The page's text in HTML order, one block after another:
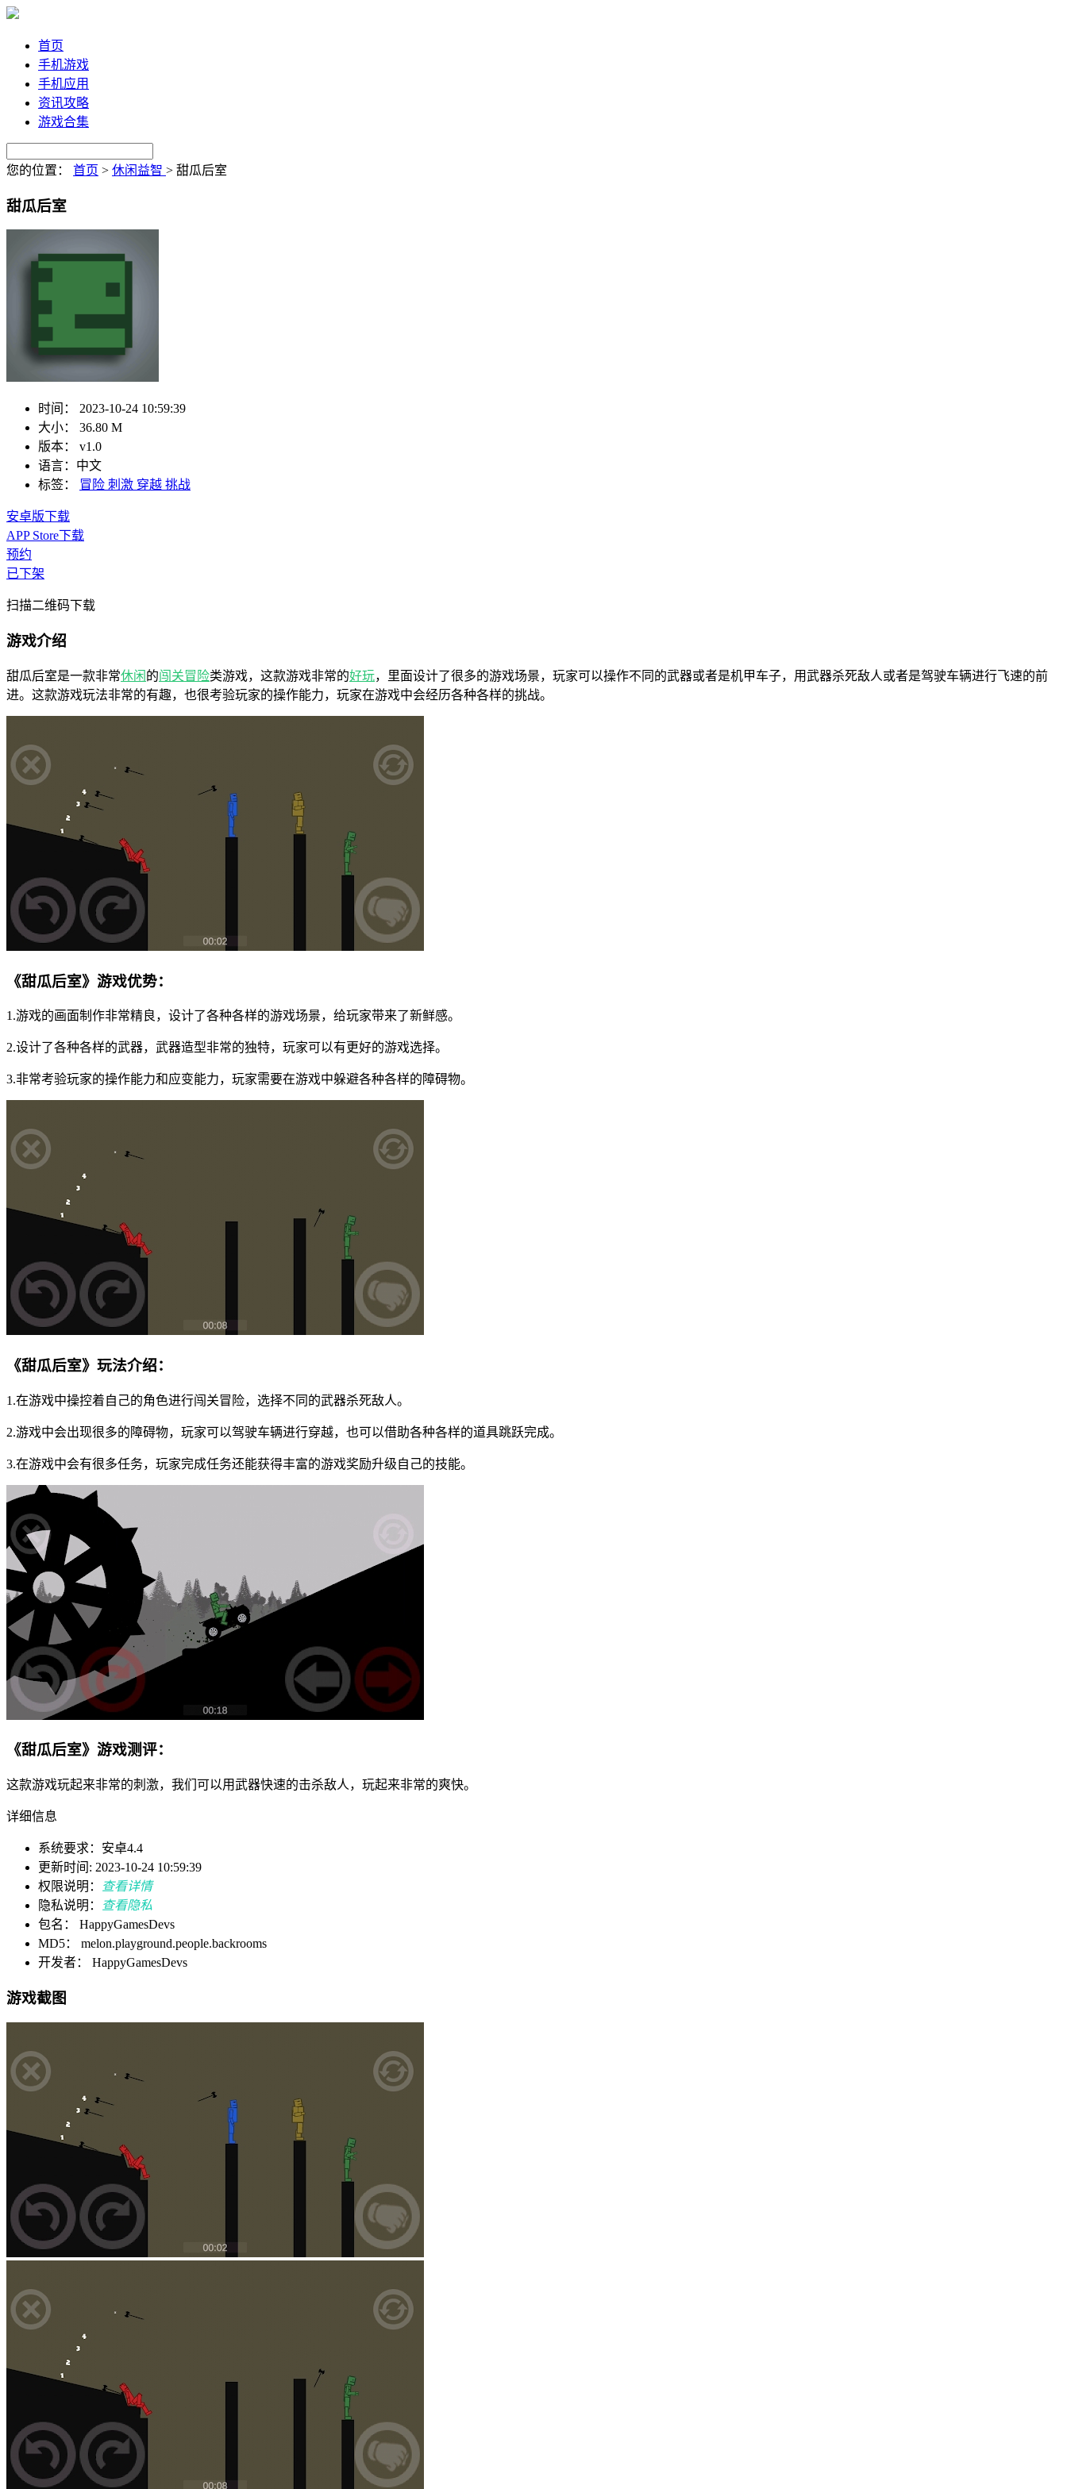
首页
手机游戏
手机应用
资讯攻略
游戏合集
您的位置： 首页 > 休闲益智 > 甜瓜后室
甜瓜后室
时间：
2023-10-24 10:59:39
大小：
36.80 M
版本：
v1.0
语言： 中文
标签：
冒险 刺激 穿越 挑战
安卓版下载
APP Store下载
预约
已下架
扫描二维码下载
游戏介绍
甜瓜后室是一款非常休闲 的闯关冒险类游戏，这款游戏非常的好玩，里面设计了很多的游戏场景，玩家可以操作不同的武器或者是机甲车子，用武器杀死敌人或者是驾驶车辆进行飞速的前
进。这款游戏玩法非常的有趣，也很考验玩家的操作能力，玩家在游戏中会经历各种各样的挑战。
《甜瓜后室》游戏优势：
1.游戏的画面制作非常精良，设计了各种各样的游戏场景，给玩家带来了新鲜感。
2.设计了各种各样的武器，武器造型非常的独特，玩家可以有更好的游戏选择。
3.非常考验玩家的操作能力和应变能力，玩家需要在游戏中躲避各种各样的障碍物。
《甜瓜后室》玩法介绍：
1.在游戏中操控着自己的角色进行闯关冒险，选择不同的武器杀死敌人。
2.游戏中会出现很多的障碍物，玩家可以驾驶车辆进行穿越，也可以借助各种各样的道具跳跃完成。
3.在游戏中会有很多任务，玩家完成任务还能获得丰富的游戏奖励升级自己的技能。
《甜瓜后室》游戏测评：
这款游戏玩起来非常的刺激，我们可以用武器快速的击杀敌人，玩起来非常的爽快。
详细信息
系统要求：安卓4.4
更新时间: 2023-10-24 10:59:39
权限说明：
查看详情
隐私说明：
查看隐私
包名： HappyGamesDevs
MD5： melon.playground.people.backrooms
开发者： HappyGamesDevs
游戏截图